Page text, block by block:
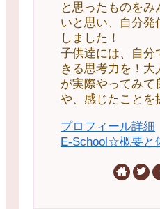
と思ったものをみ
いと思い、自分発
しました！
子供達には、自分
きる思考力を！大
が実際やってみて
や、感じたことを
プロフィール詳細
E-School☆概要と